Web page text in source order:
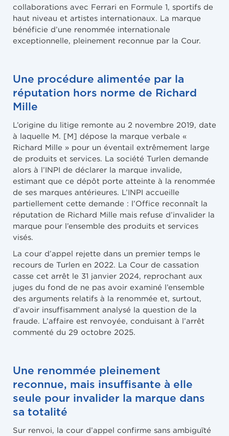
collaborations avec Ferrari en Formule 1, sportifs de
haut niveau et artistes internationaux. La marque
bénéficie d’une renommée internationale
exceptionnelle, pleinement reconnue par la Cour.
Une procédure alimentée par la
réputation hors norme de Richard
Mille
L’origine du litige remonte au 2 novembre 2019, date
à laquelle M. [M] dépose la marque verbale «
Richard Mille » pour un éventail extrêmement large
de produits et services. La société Turlen demande
alors à l’INPI de déclarer la marque invalide,
estimant que ce dépôt porte atteinte à la renommée
de ses marques antérieures. L’INPI accueille
partiellement cette demande : l’Office reconnaît la
réputation de Richard Mille mais refuse d’invalider la
marque pour l’ensemble des produits et services
visés.
La cour d’appel rejette dans un premier temps le
recours de Turlen en 2022. La Cour de cassation
casse cet arrêt le 31 janvier 2024, reprochant aux
juges du fond de ne pas avoir examiné l’ensemble
des arguments relatifs à la renommée et, surtout,
d’avoir insuffisamment analysé la question de la
fraude. L’affaire est renvoyée, conduisant à l’arrêt
commenté du 29 octobre 2025.
Une renommée pleinement
reconnue, mais insuffisante à elle
seule pour invalider la marque dans
sa totalité
Sur renvoi, la cour d’appel confirme sans ambiguïté